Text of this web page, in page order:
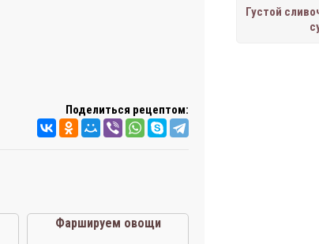
Густой
Поделиться рецептом:
Фаршируем овощи